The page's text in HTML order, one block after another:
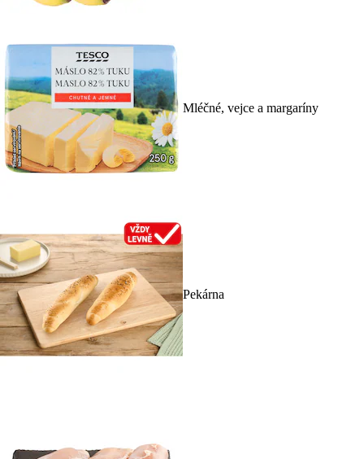
Mléčné, vejce a margaríny
Pekárna